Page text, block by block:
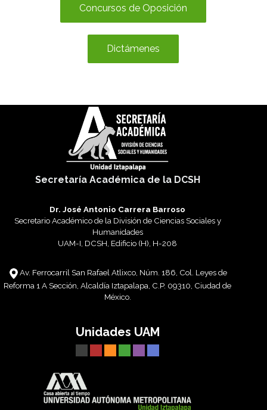
Concursos de Oposición
Dictámenes
Secretaría Académica de la DCSH
Dr. José Antonio Carrera Barroso
Secretario Académico de la División de Ciencias Sociales y
Humanidades
UAM-I, DCSH, Edificio (H), H-208
Av. Ferrocarril San Rafael Atlixco, Núm. 186, Col. Leyes de
Reforma 1 A Sección, Alcaldía Iztapalapa, C.P. 09310, Ciudad de
México.
Unidades UAM